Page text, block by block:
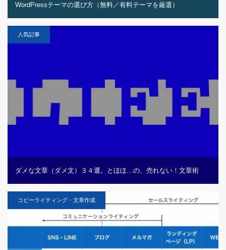
WordPressテーマの選び方（無料／有料テーマを厳選）
人気記事
ダメな文章（ダメ文）３４選。とほほ…の、売れない！文章術
コピーライティング・文章作成